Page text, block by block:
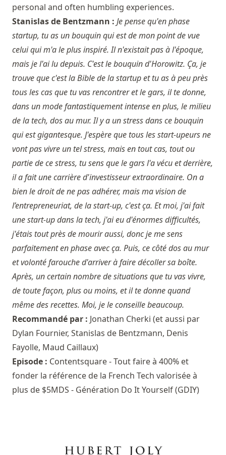
personal and often humbling experiences.
Stanislas de Bentzmann : Je pense qu'en phase
startup, tu as un bouquin qui est de mon point de vue
celui qui m'a le plus inspiré. Il n'existait pas à l'époque,
mais je l'ai lu depuis. C'est le bouquin d'Horowitz. Ça, je
trouve que c'est la Bible de la startup et tu as à peu près
tous les cas que tu vas rencontrer et le gars, il te donne,
dans un mode fantastiquement intense en plus, le milieu
de la tech, dos au mur. Il y a un stress dans ce bouquin
qui est gigantesque. J'espère que tous les start-upeurs ne
vont pas vivre un tel stress, mais en tout cas, tout ou
partie de ce stress, tu sens que le gars l'a vécu et derrière,
il a fait une carrière d'investisseur extraordinaire. On a
bien le droit de ne pas adhérer, mais ma vision de
l’entrepreneuriat, de la start-up, c'est ça. Et moi, j'ai fait
une start-up dans la tech, j'ai eu d'énormes difficultés,
j'étais tout près de mourir aussi, donc je me sens
parfaitement en phase avec ça. Puis, ce côté dos au mur
et volonté farouche d'arriver à faire décoller sa boîte.
Après, un certain nombre de situations que tu vas vivre,
de toute façon, plus ou moins, et il te donne quand
même des recettes. Moi, je le conseille beaucoup.
Recommandé par : Jonathan Cherki (et aussi par
Dylan Fournier, Stanislas de Bentzmann, Denis
Fayolle, Maud Caillaux)
Episode : Contentsquare - Tout faire à 400% et
fonder la référence de la French Tech valorisée à
plus de $5MDS - Génération Do It Yourself (GDIY)